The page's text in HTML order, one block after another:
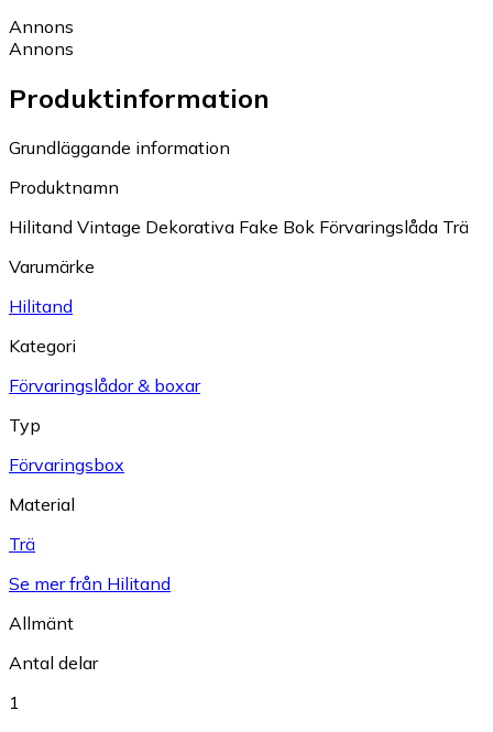
Annons
Annons
Produktinformation
Grundläggande information
Produktnamn
Hilitand Vintage Dekorativa Fake Bok Förvaringslåda Trä
Varumärke
Hilitand
Kategori
Förvaringslådor & boxar
Typ
Förvaringsbox
Material
Trä
Se mer från Hilitand
Allmänt
Antal delar
1